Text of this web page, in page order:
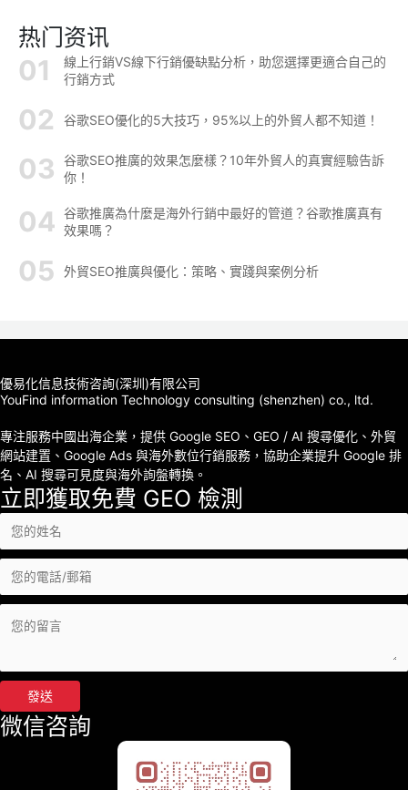
热门资讯
線上行銷VS線下行銷優缺點分析，助您選擇更適合自己的
行銷方式
谷歌SEO優化的5大技巧，95%以上的外貿人都不知道！
谷歌SEO推廣的效果怎麼樣？10年外貿人的真實經驗告訴
你！
谷歌推廣為什麼是海外行銷中最好的管道？谷歌推廣真有
效果嗎？
外貿SEO推廣與優化：策略、實踐與案例分析
優易化信息技術咨詢(深圳)有限公司
YouFind information Technology consulting (shenzhen) co., ltd.
專注服務中國出海企業，提供 Google SEO、GEO / AI 搜尋優化、外貿
網站建置、Google Ads 與海外數位行銷服務，協助企業提升 Google 排
名、AI 搜尋可見度與海外詢盤轉換。
立即獲取免費 GEO 檢測
發送
微信咨詢